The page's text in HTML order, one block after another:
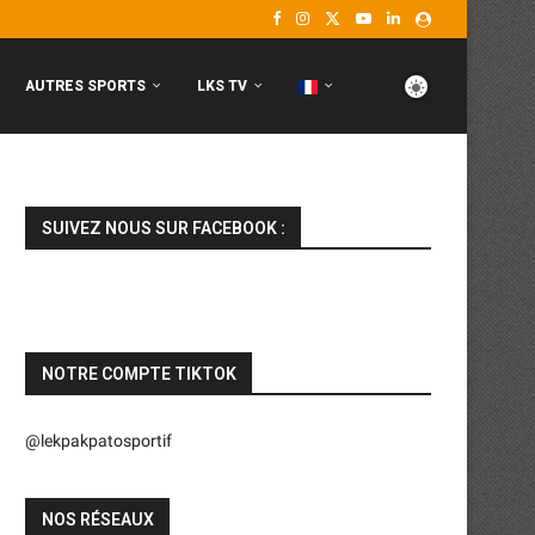
AUTRES SPORTS LKS TV
SUIVEZ NOUS SUR FACEBOOK :
NOTRE COMPTE TIKTOK
@lekpakpatosportif
NOS RÉSEAUX